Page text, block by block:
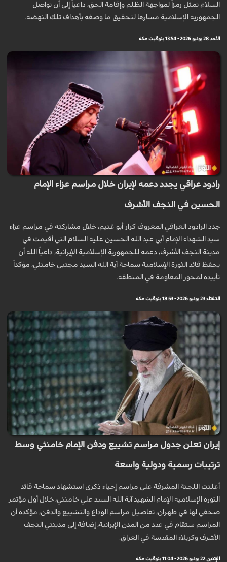
السلام تمثل رمزاً لمواجهة الظلم وإقامة الحق، داعياً إلى أن تواصل
الجمهورية الإسلامية مسارها لتحقيق ما وصفه بأهداف تلك النهضة.
الأحد 28 يونيو 2026 - 13:54 بتوقيت مكة
رادود عراقي يجدد دعمه لإيران خلال مراسم عزاء الإمام
الحسين في النجف الأشرف
جدد الرادود العراقي المعروف كرار أبو غنيم، خلال مشاركته في مراسم عزاء
سيد الشهداء الإمام أبي عبد الله الحسين عليه السلام التي أقيمت في
مدينة النجف الأشرف، دعمه للجمهورية الإسلامية الإيرانية، داعياً الله أن
يحفظ قائد الثورة الإسلامية سماحة آية الله السيد مجتبى خامنئي، مؤكداً
تأييده لمحور المقاومة في المنطقة.
الثلاثاء 23 يونيو 2026 - 18:53 بتوقيت مكة
إيران تعلن جدول مراسم تشييع ودفن الإمام خامنئي وسط
ترتيبات رسمية ودولية واسعة
أعلنت اللجنة المشرفة على مراسم إحياء ذكرى استشهاد سماحة قائد
الثورة الإسلامية الإمام الشهيد آية الله السيد علي خامنئي، خلال أول مؤتمر
صحفي لها في طهران، تفاصيل مراسم الوداع والتشييع والدفن، مؤكدة أن
المراسم ستقام في عدد من المدن الإيرانية، إضافة إلى مدينتي النجف
الأشرف وكربلاء المقدسة في العراق.
الإثنين 22 يونيو 2026 - 11:04 بتوقيت مكة